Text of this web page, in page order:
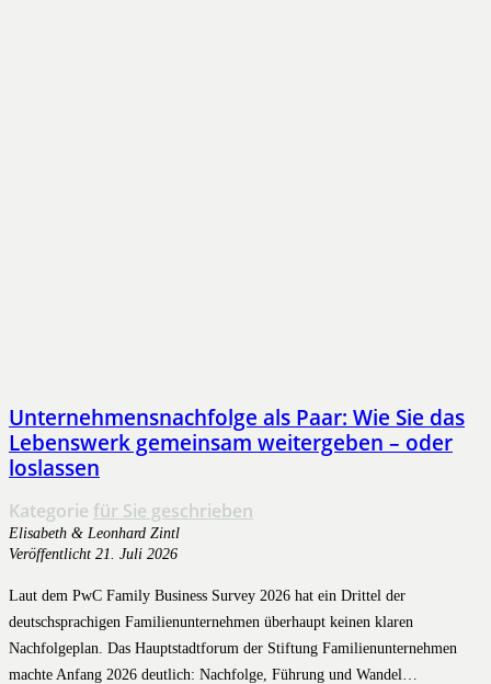
Unternehmensnachfolge als Paar: Wie Sie das
Lebenswerk gemeinsam weitergeben – oder
loslassen
Kategorie für Sie geschrieben
Elisabeth & Leonhard Zintl
Veröffentlicht 21. Juli 2026
Laut dem PwC Family Business Survey 2026 hat ein Drittel der
deutschsprachigen Familienunternehmen überhaupt keinen klaren
Nachfolgeplan. Das Hauptstadtforum der Stiftung Familienunternehmen
machte Anfang 2026 deutlich: Nachfolge, Führung und Wandel…